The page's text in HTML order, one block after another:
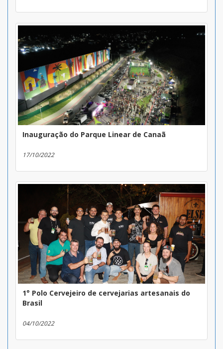
Inauguração do Parque Linear de Canaã
17/10/2022
1° Polo Cervejeiro de cervejarias artesanais do
Brasil
04/10/2022